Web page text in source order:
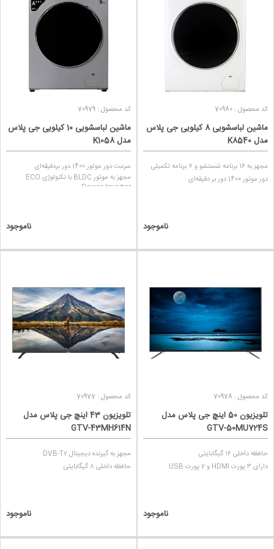
بخشیده است.
انواع تلویزیون جی پلاس
کد محصول : 70980
ماشین لباسشویی 8 کیلویی جی پلاس
مدل K8540
مجهز به ۱۶ برنامه شستشو و ۷ برنامه تکمیلی
دور موتور 1400 دور بر دقیقه‌ای
ناموجود
کد محصول : 70979
ماشین لباسشویی 1۰ کیلویی جی پلاس
مدل K1058
سرعت دور موتور 1400 دور بردقیقه‌ای
مجهز به موتور BLDC با تکنولوژی ECO
Power Inverter
ناموجود
کد محصول : 70978
تلویزیون 50 اینچ جی پلاس مدل
GTV-50MU724S
حافظه داخلی ۱۶ گیگابایتی
دارای ۳ پورت HDMI و 2 پورت USB
ناموجود
کد محصول : 70977
تلویزیون 43 اینچ جی پلاس مدل
GTV-43MH614N
مجهز به گیرنده دیجیتال DVB-T2
حافظه داخلی ۸ گیگابایتی
ناموجود